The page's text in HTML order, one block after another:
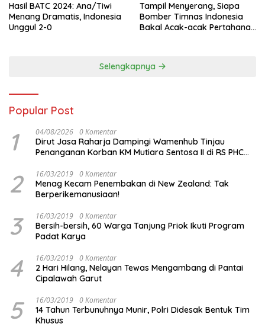
Hasil BATC 2024: Ana/Tiwi
Menang Dramatis, Indonesia
Unggul 2-0
Tampil Menyerang, Siapa
Bomber Timnas Indonesia
Bakal Acak-acak Pertahanan
Selengkapnya
Popular Post
1 04/08/2026 0 Komentar
Dirut Jasa Raharja Dampingi Wamenhub Tinjau
Penanganan Korban KM Mutiara Sentosa II di RS PHC
2 16/03/2019 0 Komentar
Menag Kecam Penembakan di New Zealand: Tak
Berperikemanusiaan!
3 16/03/2019 0 Komentar
Bersih-bersih, 60 Warga Tanjung Priok Ikuti Program
Padat Karya
4 16/03/2019 0 Komentar
2 Hari Hilang, Nelayan Tewas Mengambang di Pantai
Cipalawah Garut
5 16/03/2019 0 Komentar
14 Tahun Terbunuhnya Munir, Polri Didesak Bentuk Tim
Khusus